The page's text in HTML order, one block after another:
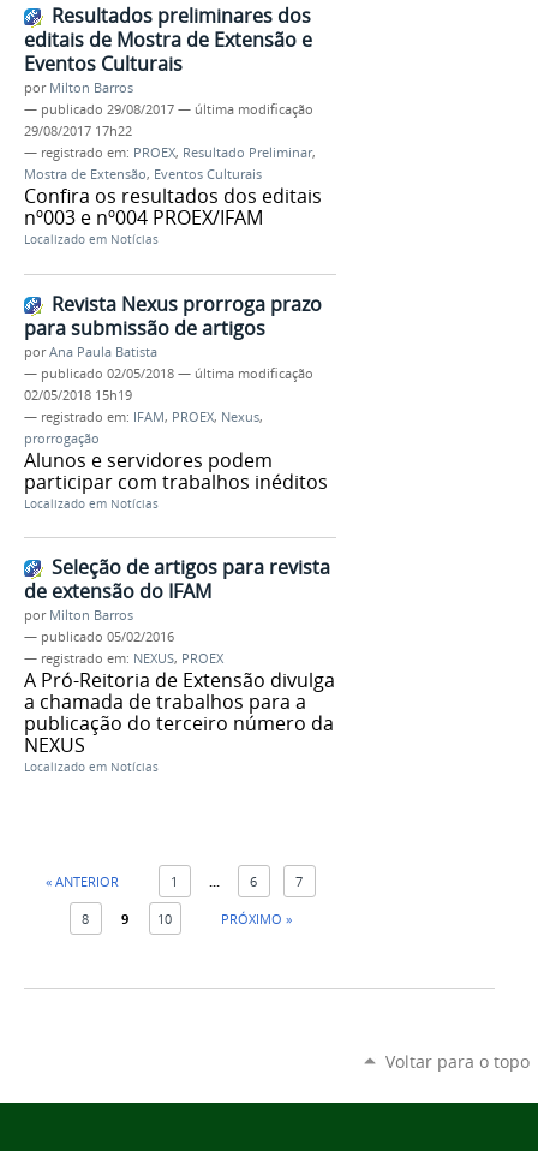
Resultados preliminares dos
editais de Mostra de Extensão e
Eventos Culturais
por Milton Barros
— publicado 29/08/2017 — última modificação
29/08/2017 17h22
— registrado em: PROEX, Resultado Preliminar,
Mostra de Extensão, Eventos Culturais
Confira os resultados dos editais
nº003 e nº004 PROEX/IFAM
Localizado em Notícias
Revista Nexus prorroga prazo
para submissão de artigos
porAna Paula Batista
— publicado 02/05/2018 — última modificação
02/05/2018 15h19
— registrado em: IFAM, PROEX, Nexus,
prorrogação
Alunos e servidores podem
participar com trabalhos inéditos
Localizado em Notícias
Seleção de artigos para revista
de extensão do IFAM
por Milton Barros
— publicado 05/02/2016
— registrado em: NEXUS, PROEX
A Pró-Reitoria de Extensão divulga
a chamada de trabalhos para a
publicação do terceiro número da
NEXUS
Localizado em Notícias
« ANTERIOR 1 ... 6 7
8 9 10 PRÓXIMO »
Voltar para o topo